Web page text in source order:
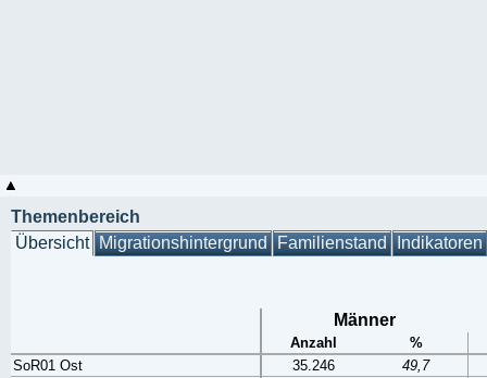
Themenbereich
Übersicht Migrationshintergrund Familienstand Indikatoren
Männer
Anzahl
%
SoR01 Ost
35.246
49,7